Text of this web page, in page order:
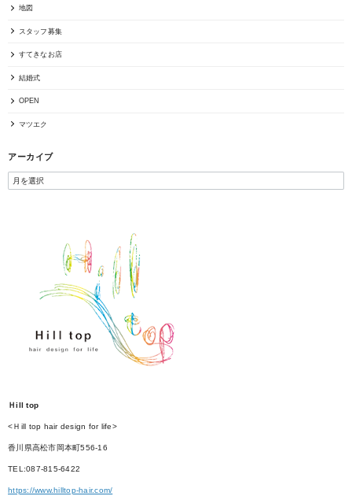
地図
スタッフ募集
すてきなお店
結婚式
OPEN
マツエク
アーカイブ
Ｈill top
<Ｈill top hair design for life>
香川県高松市岡本町556-16
TEL:087-815-6422
https://www.hilltop-hair.com/